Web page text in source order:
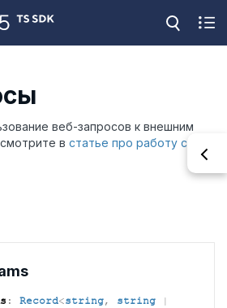
веб-запросов к внешним
в статье про работу с
: Record<string, string |